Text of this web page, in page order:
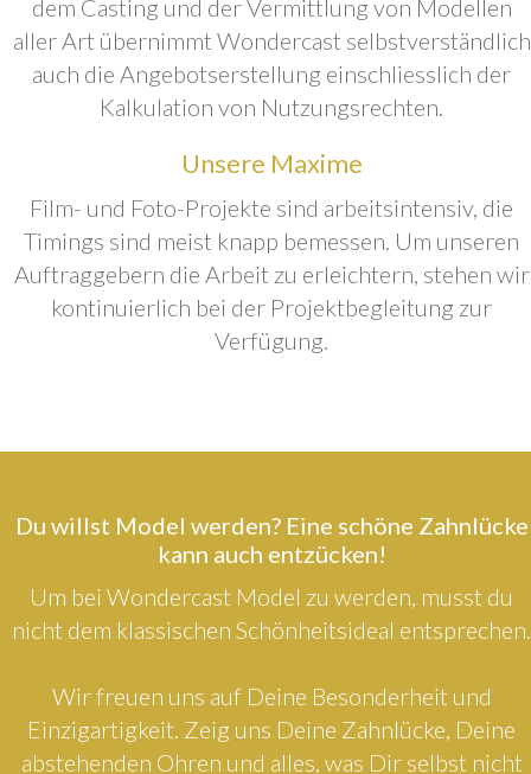
dem Casting und der Vermittlung von Modellen
aller Art übernimmt Wondercast selbstverständlich
auch die Angebotserstellung einschliesslich der
Kalkulation von Nutzungsrechten.
Unsere Maxime
Film- und Foto-Projekte sind arbeitsintensiv, die
Timings sind meist knapp bemessen. Um unseren
Auftraggebern die Arbeit zu erleichtern, stehen wir
kontinuierlich bei der Projektbegleitung zur
Verfügung.
Du willst Model werden? Eine schöne Zahnlücke
kann auch entzücken!
Um bei Wondercast Model zu werden, musst du
nicht dem klassischen Schönheitsideal entsprechen.
Wir freuen uns auf Deine Besonderheit und
Einzigartigkeit. Zeig uns Deine Zahnlücke, Deine
abstehenden Ohren und alles, was Dir selbst nicht